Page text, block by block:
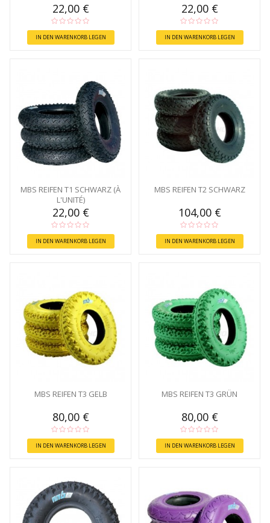
22,00 €
IN DEN WARENKORB LEGEN
22,00 €
IN DEN WARENKORB LEGEN
MBS REIFEN T1 SCHWARZ (À
L'UNITÉ)
22,00 €
IN DEN WARENKORB LEGEN
MBS REIFEN T2 SCHWARZ
104,00 €
IN DEN WARENKORB LEGEN
MBS REIFEN T3 GELB
80,00 €
IN DEN WARENKORB LEGEN
MBS REIFEN T3 GRÜN
80,00 €
IN DEN WARENKORB LEGEN